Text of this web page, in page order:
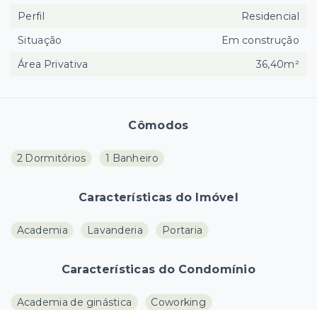
Cômodos
2 Dormitórios 1 Banheiro
Características do Imóvel
Academia Lavanderia Portaria
Características do Condomínio
Academia de ginástica
Coworking
Perfil
Residencial
Situação
Em construção
Área Privativa
36,40m²